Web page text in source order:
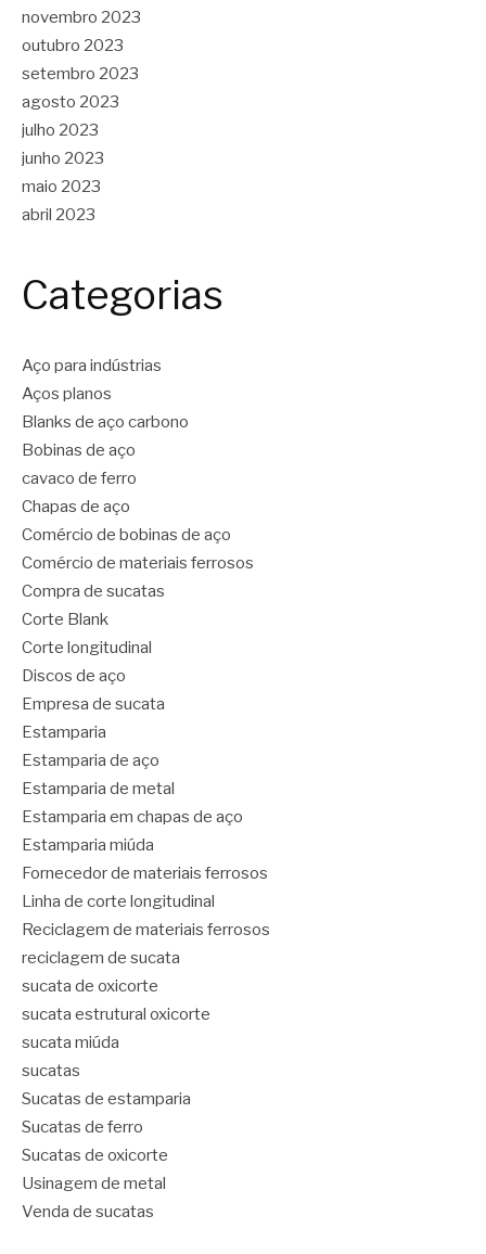
novembro 2023
outubro 2023
setembro 2023
agosto 2023
julho 2023
junho 2023
maio 2023
abril 2023
Categorias
Aço para indústrias
Aços planos
Blanks de aço carbono
Bobinas de aço
cavaco de ferro
Chapas de aço
Comércio de bobinas de aço
Comércio de materiais ferrosos
Compra de sucatas
Corte Blank
Corte longitudinal
Discos de aço
Empresa de sucata
Estamparia
Estamparia de aço
Estamparia de metal
Estamparia em chapas de aço
Estamparia miúda
Fornecedor de materiais ferrosos
Linha de corte longitudinal
Reciclagem de materiais ferrosos
reciclagem de sucata
sucata de oxicorte
sucata estrutural oxicorte
sucata miúda
sucatas
Sucatas de estamparia
Sucatas de ferro
Sucatas de oxicorte
Usinagem de metal
Venda de sucatas